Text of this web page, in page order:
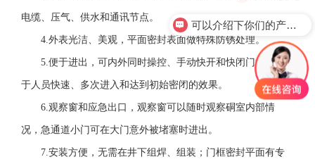
电缆、压气、供水和通讯节点。
4.外表光洁、美观，平面密封表面做特殊防锈处理。
5.便于进出，可内外同时操控、手动快开和快闭门机构便
于人员快速、多次进入和达到初始密闭的效果。
6.观察窗和应急出口，观察窗可以随时观察硐室内部情
况，急通道小门可在大门意外被堵塞时进出。
7.安装方便，无需在井下组焊、组装；门框密封平面有专
可以介绍下你们的产品么？